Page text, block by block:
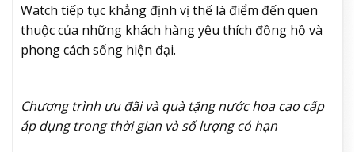
Watch tiếp tục khẳng định vị thế là điểm đến quen
thuộc của những khách hàng yêu thích đồng hồ và
phong cách sống hiện đại.
Chương trình ưu đãi và quà tặng nước hoa cao cấp
áp dụng trong thời gian và số lượng có hạn